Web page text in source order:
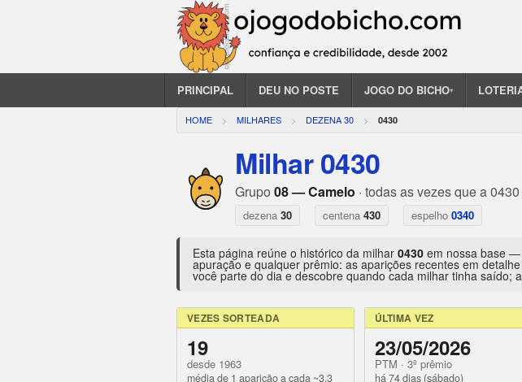
PRINCIPAL DEU NO POSTE JOGO DO BICHO▾
HOME MILHARES DEZENA 30 0430
Milhar 0430
Grupo 08 — Camelo · todas as vezes que a
dezena 30 centena 430 espelho 0340
Esta página reúne o histórico da milhar 0430 em nossa base
apuração e qualquer prêmio: as aparições recentes em
você parte do dia e descobre quando cada milhar tinha saído;
VEZES SORTEADA
19
desde 1963
média de 1 aparição a cada ~3,3
ÚLTIMA VEZ
23/05/2026
PTM · 3º prêmio
há 74 dias (sábado)